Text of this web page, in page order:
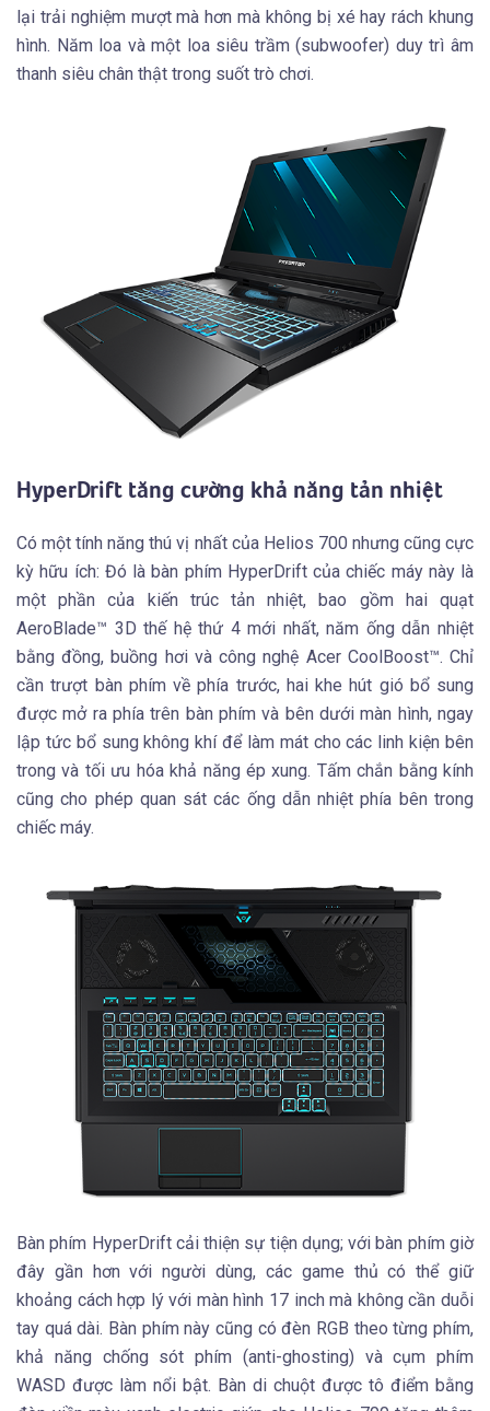
lại trải nghiệm mượt mà hơn mà không bị xé hay rách khung
hình. Năm loa và một loa siêu trầm (subwoofer) duy trì âm
thanh siêu chân thật trong suốt trò chơi.
HyperDrift tăng cường khả năng tản nhiệt
Có một tính năng thú vị nhất của Helios 700 nhưng cũng cực
kỳ hữu ích: Đó là bàn phím HyperDrift của chiếc máy này là
một phần của kiến trúc tản nhiệt, bao gồm hai quạt
AeroBlade™ 3D thế hệ thứ 4 mới nhất, năm ống dẫn nhiệt
bằng đồng, buồng hơi và công nghệ Acer CoolBoost™. Chỉ
cần trượt bàn phím về phía trước, hai khe hút gió bổ sung
được mở ra phía trên bàn phím và bên dưới màn hình, ngay
lập tức bổ sung không khí để làm mát cho các linh kiện bên
trong và tối ưu hóa khả năng ép xung. Tấm chắn bằng kính
cũng cho phép quan sát các ống dẫn nhiệt phía bên trong
chiếc máy.
Bàn phím HyperDrift cải thiện sự tiện dụng; với bàn phím giờ
đây gần hơn với người dùng, các game thủ có thể giữ
khoảng cách hợp lý với màn hình 17 inch mà không cần duỗi
tay quá dài. Bàn phím này cũng có đèn RGB theo từng phím,
khả năng chống sót phím (anti-ghosting) và cụm phím
WASD được làm nổi bật. Bàn di chuột được tô điểm bằng